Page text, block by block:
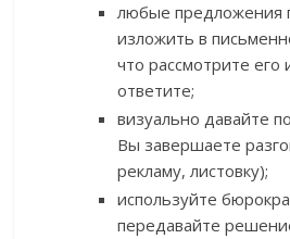
любые предложения
изложить в
что рассмотрите
ответите;
визуально давайте
Вы завершаете
рекламу, листовку);
используйте
передавайте